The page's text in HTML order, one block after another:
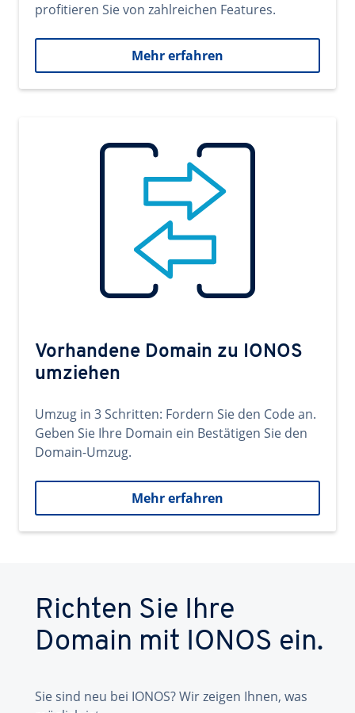
profitieren Sie von zahlreichen Features.
Mehr erfahren
Vorhandene Domain zu IONOS
umziehen
Umzug in 3 Schritten: Fordern Sie den Code an.
Geben Sie Ihre Domain ein Bestätigen Sie den
Domain-Umzug.
Mehr erfahren
Richten Sie Ihre
Domain mit IONOS ein.
Sie sind neu bei IONOS? Wir zeigen Ihnen, was